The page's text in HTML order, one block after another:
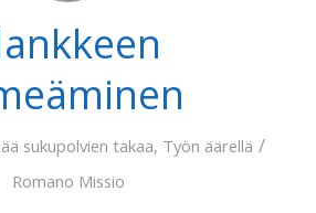
sukupolvien takaa, Työn äärellä /
Romano Missio